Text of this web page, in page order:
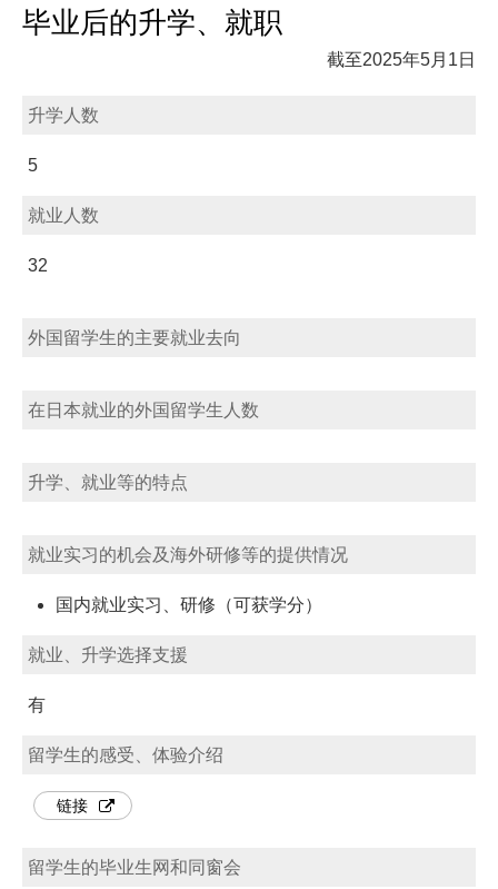
毕业后的升学、就职
截至2025年5月1日
升学人数
5
就业人数
32
外国留学生的主要就业去向
在日本就业的外国留学生人数
升学、就业等的特点
就业实习的机会及海外研修等的提供情况
国内就业实习、研修（可获学分）
就业、升学选择支援
有
留学生的感受、体验介绍
链接
留学生的毕业生网和同窗会